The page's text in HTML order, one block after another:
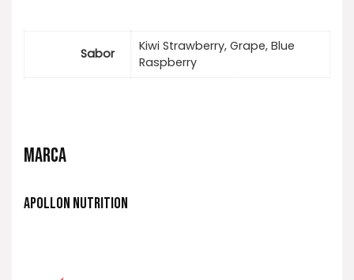
Sabor
Kiwi Strawberry, Grape, Blue
Raspberry
MARCA
APOLLON NUTRITION